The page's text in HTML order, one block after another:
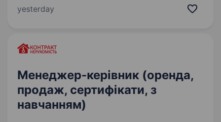
пішій доступності одна від одної. Обов’язки:
yesterday
Менеджер-керівник (оренда,
продаж, сертифікати, з
навчанням)